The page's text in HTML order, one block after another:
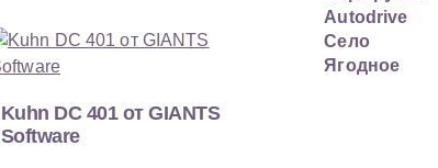
Kuhn DC 401 от GIANTS
Software